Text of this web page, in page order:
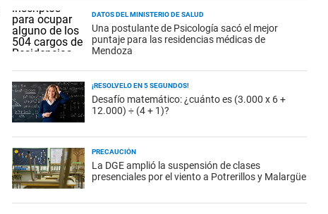
DATOS DEL MINISTERIO DE SALUD
Una postulante de Psicología sacó el mejor
puntaje para las residencias médicas de
Mendoza
¡RESOLVELO EN 5 SEGUNDOS!
Desafío matemático: ¿cuánto es (3.000 x 6 +
12.000) ÷ (4 + 1)?
PRECAUCIÓN
La DGE amplió la suspensión de clases
presenciales por el viento a Potrerillos y Malargüe